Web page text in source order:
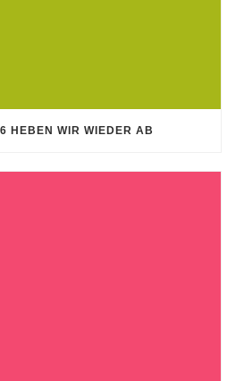
HEBEN WIR WIEDER AB